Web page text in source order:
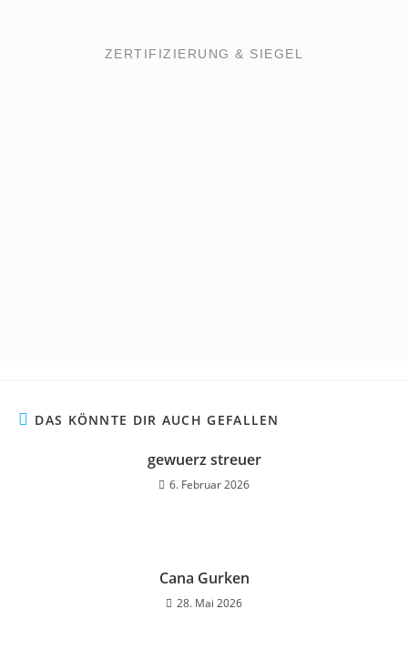
ZERTIFIZIERUNG & SIEGEL
DAS KÖNNTE DIR AUCH GEFALLEN
gewuerz streuer
6. Februar 2026
Cana Gurken
28. Mai 2026